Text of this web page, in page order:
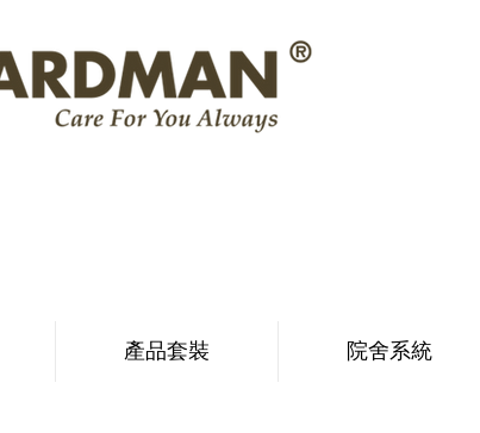
產品套裝 院舍系統